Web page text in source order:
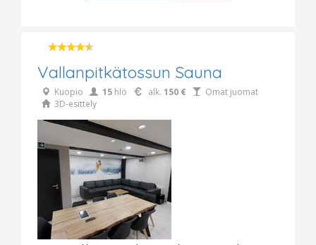
Vallanpitkätossun Sauna
Kuopio 15 hlö alk. 150 €
Omat juomat
3D-esittely